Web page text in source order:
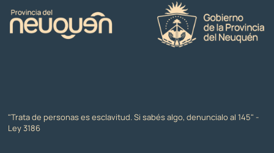
"Trata de personas es esclavitud. Si sabés algo, denuncialo al 145" -
Ley 3186